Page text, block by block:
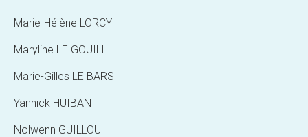
Marie-Hélène LORCY
Maryline LE GOUILL
Marie-Gilles LE BARS
Yannick HUIBAN
Nolwenn GUILLOU